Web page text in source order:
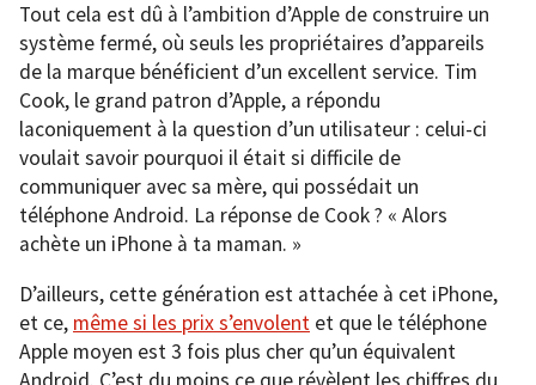
Tout cela est dû à l’ambition d’Apple de construire un
système fermé, où seuls les propriétaires d’appareils
de la marque bénéficient d’un excellent service. Tim
Cook, le grand patron d’Apple, a répondu
laconiquement à la question d’un utilisateur : celui-ci
voulait savoir pourquoi il était si difficile de
communiquer avec sa mère, qui possédait un
téléphone Android. La réponse de Cook ? « Alors
achète un iPhone à ta maman. »
D’ailleurs, cette génération est attachée à cet iPhone,
et ce, même si les prix s’envolent et que le téléphone
Apple moyen est 3 fois plus cher qu’un équivalent